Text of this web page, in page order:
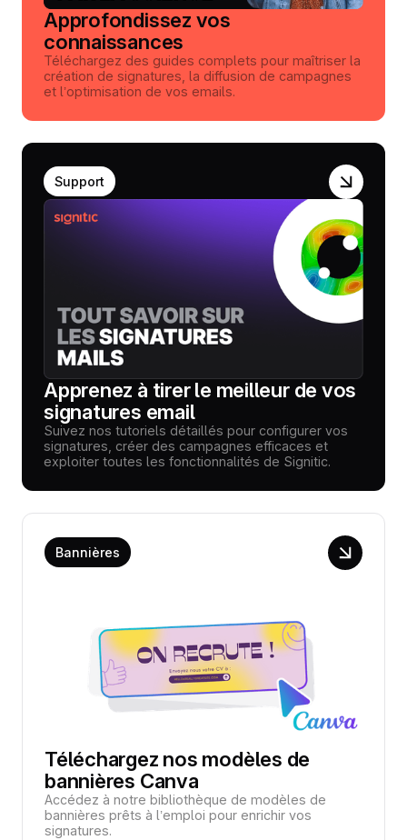
Approfondissez vos
connaissances
Téléchargez des guides complets pour maîtriser la
création de signatures, la diffusion de campagnes
et l’optimisation de vos emails.
Support
Apprenez à tirer le meilleur de vos
signatures email
Suivez nos tutoriels détaillés pour configurer vos
signatures, créer des campagnes efficaces et
exploiter toutes les fonctionnalités de Signitic.
Bannières
Téléchargez nos modèles de
bannières Canva
Accédez à notre bibliothèque de modèles de
bannières prêts à l’emploi pour enrichir vos
signatures.